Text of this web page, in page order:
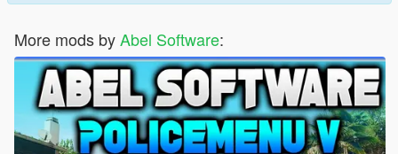
More mods byAbel Software: